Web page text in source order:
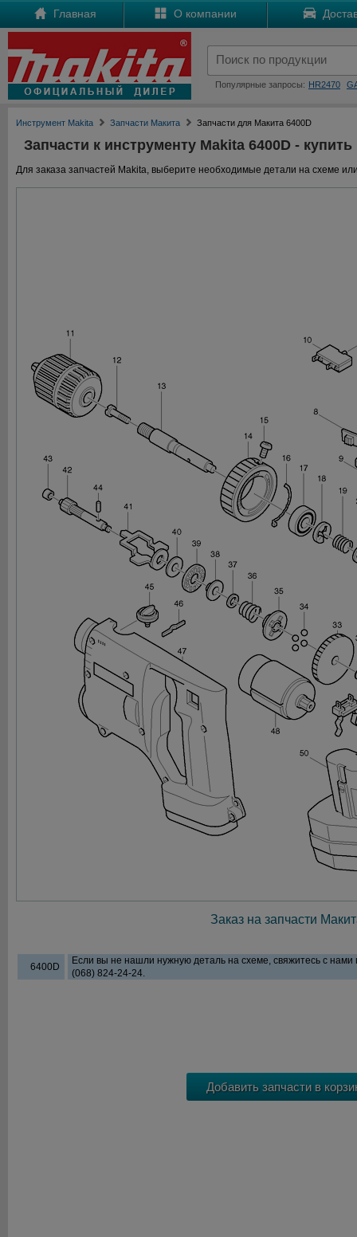
Главная О компании
Популярные запросы: HR2470
Инструмент Makita Запчасти Макита Запчасти для Макита 6400D
Запчасти к инструменту Makita 6400D -
Для заказа запчастей Makita, выберите необходимые детали на схеме
Заказ на запчасти
6400D
Если вы не нашли нужную деталь на схеме, свяжитесь с
(068) 824-24-24.